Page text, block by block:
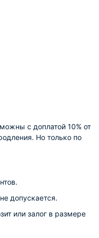
с доплатой 10% от
Но только по
допускается.
или залог в размере